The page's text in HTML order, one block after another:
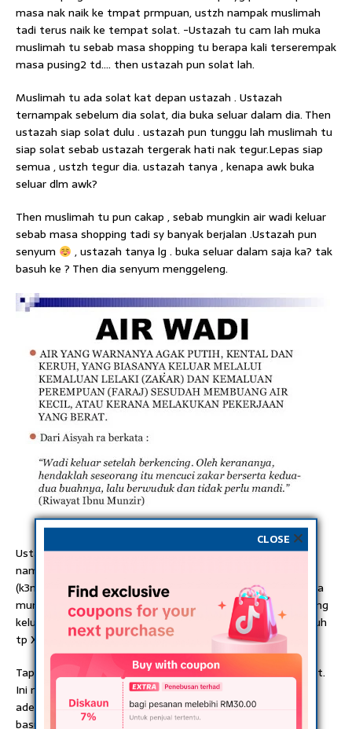
masa nak naik ke tmpat prmpuan, ustzh nampak muslimah
tadi terus naik ke tempat solat. -Ustazah tu cam lah muka
muslimah tu sebab masa shopping tu berapa kali terserempak
masa pusing2 td…. then ustazah pun solat lah.
Muslimah tu ada solat kat depan ustazah . Ustazah
ternampak sebelum dia solat, dia buka seluar dalam dia. Then
ustazah siap solat dulu . ustazah pun tunggu lah muslimah tu
siap solat sebab ustazah tergerak hati nak tegur.Lepas siap
semua , ustzh tegur dia. ustazah tanya , kenapa awk buka
seluar dlm awk?
Then muslimah tu pun cakap , sebab mungkin air wadi keluar
sebab masa shopping tadi sy banyak berjalan .Ustazah pun
senyum
, ustazah tanya lg . buka seluar dalam saja ka? tak
basuh ke ? Then dia senyum menggeleng.
Ustazah pun ckp la. memang air wadi kadang kadang tak
nampak. tapi punca tempat keluar tu kena bersihkan
(k3maluan) . sebab masih melekat kat situ . jadinya solatnya
mungkin tak sah sbb awak tak bersihkan tempat punca yang
keluar tu.
dan selalu jugak perempuan yang bangun subuh
tp X nak mandi.. Jangan terus amek wuduk.
Tapi.. Bersihkan dulu kemaluan dan berwuduk baru sah solat.
Ini namanya beristinjak. Sebab kita tak tahu masa tidur tu
ade keluar air wadi ke.. Air ape2 je la yang najis.. Jadi perlu
basuh dan berwuduk.. Lebih bagus lagi..
CLOSE